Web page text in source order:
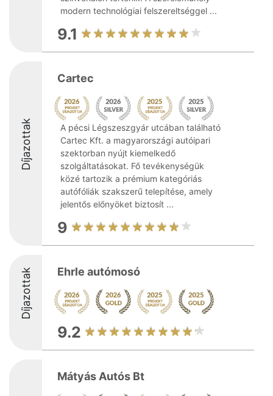
modern technológiai felszereltséggel ...
9.1
Díjazottak
Cartec
A pécsi Légszeszgyár utcában található
Cartec Kft. a magyarországi autóipari
szektorban nyújt kiemelkedő
szolgáltatásokat. Fő tevékenységük
közé tartozik a prémium kategóriás
autófóliák szakszerű telepítése, amely
jelentős előnyöket biztosít ...
9
Díjazottak Ehrle autómosó
9.2
Mátyás Autós Bt